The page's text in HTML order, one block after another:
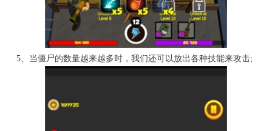
5、当僵尸的数量越来越多时，我们还可以放出各种技能来攻击;